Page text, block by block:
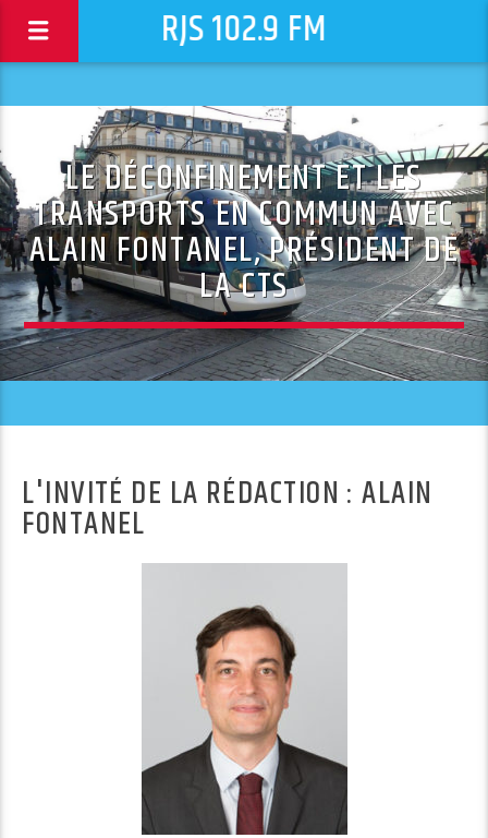
RJS 102.9 FM
LE DÉCONFINEMENT ET LES
TRANSPORTS EN COMMUN AVEC
ALAIN FONTANEL, PRÉSIDENT DE
LA CTS
L'INVITÉ DE LA RÉDACTION : ALAIN
FONTANEL